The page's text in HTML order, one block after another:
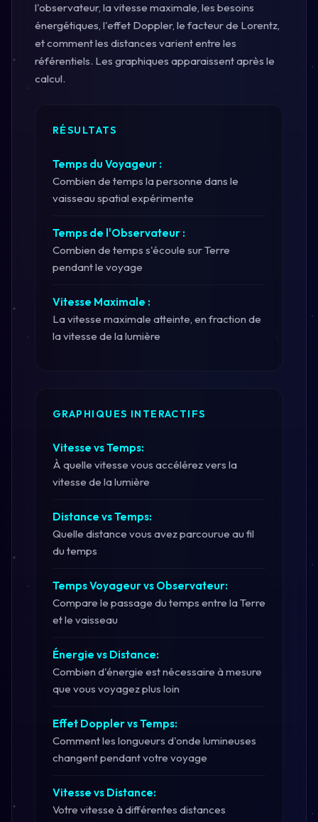
l'observateur, la vitesse maximale, les besoins
énergétiques, l'effet Doppler, le facteur de Lorentz,
et comment les distances varient entre les
référentiels. Les graphiques apparaissent après le
calcul.
RÉSULTATS
Temps du Voyageur :
Combien de temps la personne dans le
vaisseau spatial expérimente
Temps de l'Observateur :
Combien de temps s'écoule sur Terre
pendant le voyage
Vitesse Maximale :
La vitesse maximale atteinte, en fraction de
la vitesse de la lumière
GRAPHIQUES INTERACTIFS
Vitesse vs Temps:
À quelle vitesse vous accélérez vers la
vitesse de la lumière
Distance vs Temps:
Quelle distance vous avez parcourue au fil
du temps
Temps Voyageur vs Observateur:
Compare le passage du temps entre la Terre
et le vaisseau
Énergie vs Distance:
Combien d'énergie est nécessaire à mesure
que vous voyagez plus loin
Effet Doppler vs Temps:
Comment les longueurs d'onde lumineuses
changent pendant votre voyage
Vitesse vs Distance:
Votre vitesse à différentes distances